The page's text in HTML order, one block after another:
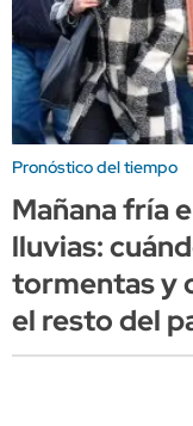
Pronóstico del tiempo
Mañana fría
lluvias:
tormentas y
el resto del